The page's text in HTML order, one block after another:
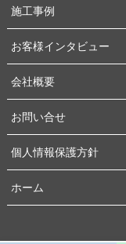
施工事例
お客様インタビュー
会社概要
お問い合せ
個人情報保護方針
ホーム